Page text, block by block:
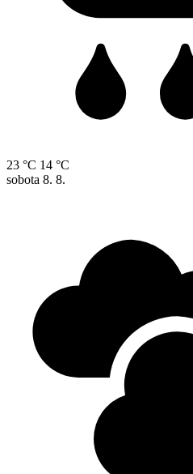
23 °C 14 °C
sobota 8. 8.